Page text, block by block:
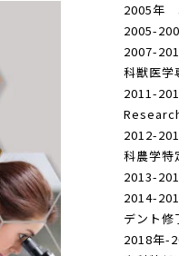
2005年
2005-
2007-
科獣医学
2011-
2012-
科農学特
2013-
2014-
デント修
2018年-